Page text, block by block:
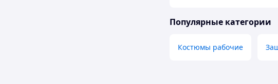
Популярные категории
Костюмы рабочие